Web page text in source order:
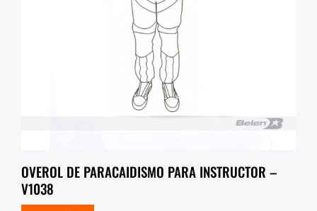
OVEROL DE PARACAIDISMO PARA INSTRUCTOR –
V1038